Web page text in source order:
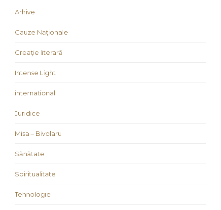
Arhive
Cauze Naţionale
Creaţie literară
Intense Light
international
Juridice
Misa – Bivolaru
Sănătate
Spiritualitate
Tehnologie